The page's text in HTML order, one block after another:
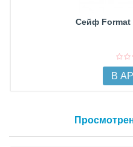
Сейф Format
В